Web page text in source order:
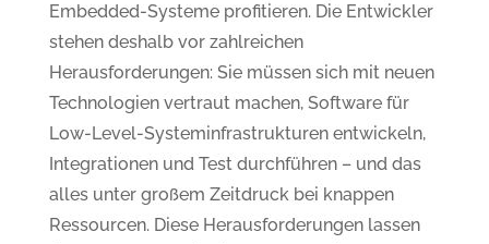
Embedded-Systeme profitieren. Die Entwickler
stehen deshalb vor zahlreichen
Herausforderungen: Sie müssen sich mit neuen
Technologien vertraut machen, Software für
Low-Level-Systeminfrastrukturen entwickeln,
Integrationen und Test durchführen – und das
alles unter großem Zeitdruck bei knappen
Ressourcen. Diese Herausforderungen lassen